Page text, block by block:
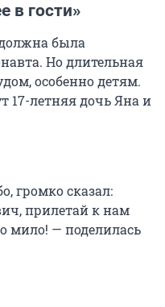
в гости»
была
Но длительная
особенно детям.
17-летняя дочь Яна и
громко сказал:
прилетай к нам
мило! — поделилась